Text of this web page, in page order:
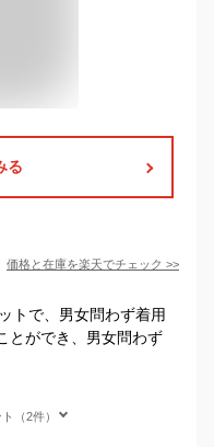
る
価格と在庫を楽天でチェック >>
トで、男女問わず着用
とができ、男女問わず
（2件）